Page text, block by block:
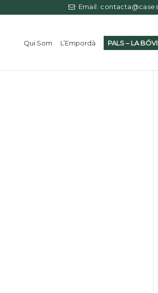
Email:
Qui Som L’Empordà PALS – LA